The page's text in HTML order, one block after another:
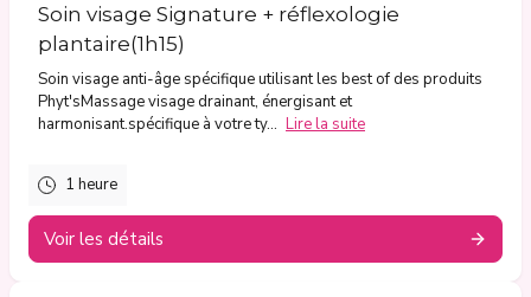
Soin visage Signature + réflexologie
plantaire(1h15)
Soin visage anti-âge spécifique utilisant les best of des produits
Phyt'sMassage visage drainant, énergisant et
harmonisant.spécifique à votre ty... Lire la suite
1 heure
Voir les détails